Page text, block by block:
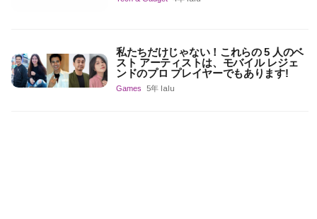
私たちだけじゃない！これらの 5 人のベ
スト アーティストは、モバイル レジェ
ンドのプロ プレイヤーでもあります!
Games 5年 lalu